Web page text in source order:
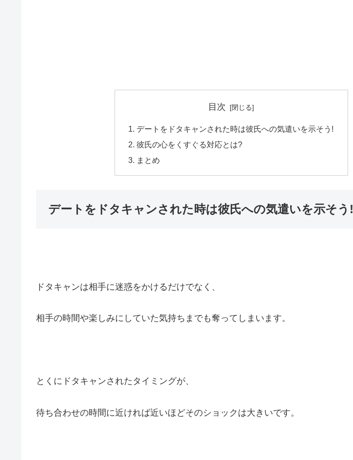
目次
デートをドタキャンされた時は彼氏への気遣いを示そう!
彼氏の心をくすぐる対応とは?
まとめ
デートをドタキャンされた時は彼氏への気遣いを示そう!
ドタキャンは相手に迷惑をかけるだけでなく、
相手の時間や楽しみにしていた気持ちまでも奪ってしまいます。
とくにドタキャンされたタイミングが、
待ち合わせの時間に近ければ近いほどそのショックは大きいです。